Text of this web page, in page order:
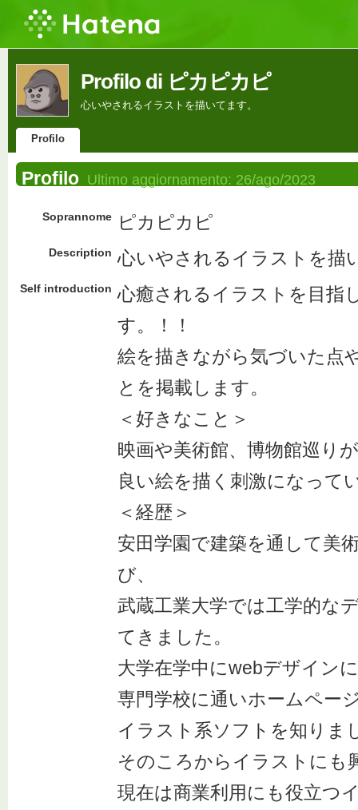
Profilo di ピカピカピ
心いやされるイラストを描いてます。
Profilo
Profilo Ultimo aggiornamento: 26/ago/2023
Soprannome ピカピカピ
Description 心いやされるイラストを描
Self introduction 心癒されるイラストを目指
す。！！
絵を描きながら気づいた点
とを掲載します。
＜好きなこと＞
映画や美術館、博物館巡り
良い絵を描く刺激になって
＜経歴＞
安田学園で建築を通して美
び、
武蔵工業大学では工学的な
てきました。
大学在学中にwebデザイン
専門学校に通いホームペー
イラスト系ソフトを知りま
そのころからイラストにも
現在は商業利用にも役立つ